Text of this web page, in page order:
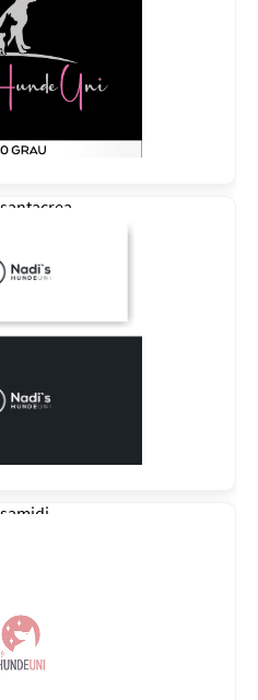
santacrea
samidi